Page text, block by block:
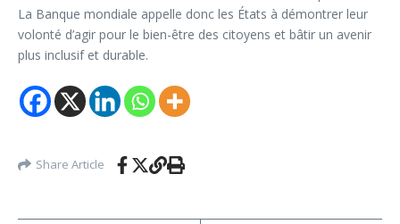
La Banque mondiale appelle donc les États à démontrer leur
volonté d’agir pour le bien-être des citoyens et bâtir un avenir
plus inclusif et durable.
Share Article